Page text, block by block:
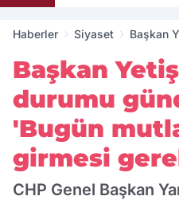
Haberler Siyaset
Başkan
girmesi
Başkan
durumu
'Bugün
girmesi
CHP Genel Başkan